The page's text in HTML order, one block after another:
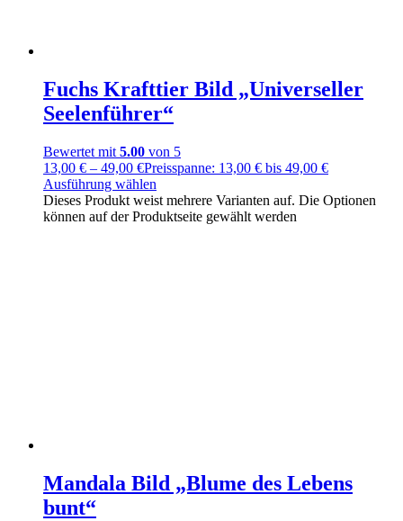
Fuchs Krafttier Bild „Universeller
Seelenführer“
Bewertet mit 5.00 von 5
13,00 € – 49,00 €Preisspanne: 13,00 € bis 49,00 €
Ausführung wählen
Dieses Produkt weist mehrere Varianten auf. Die Optionen
können auf der Produktseite gewählt werden
Mandala Bild „Blume des Lebens
bunt“